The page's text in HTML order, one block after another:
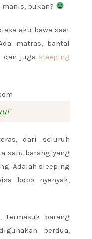
manis, bukan?
aku bawa saat
matras, bantal
dan juga sleeping
dari seluruh
satu barang yang
Adalah sleeping
bobo nyenyak,
termasuk barang
berdua,